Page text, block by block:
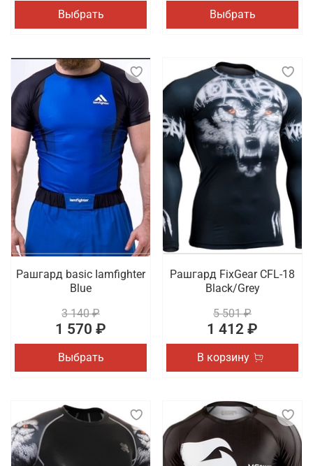
Выбрать Выбрать
Рашгард basic Iamfighter
Blue
3 140 ₽
1 570 ₽
Выбрать
Рашгард FixGear CFL-18
Black/Grey
5 501 ₽
1 412 ₽
В корзину